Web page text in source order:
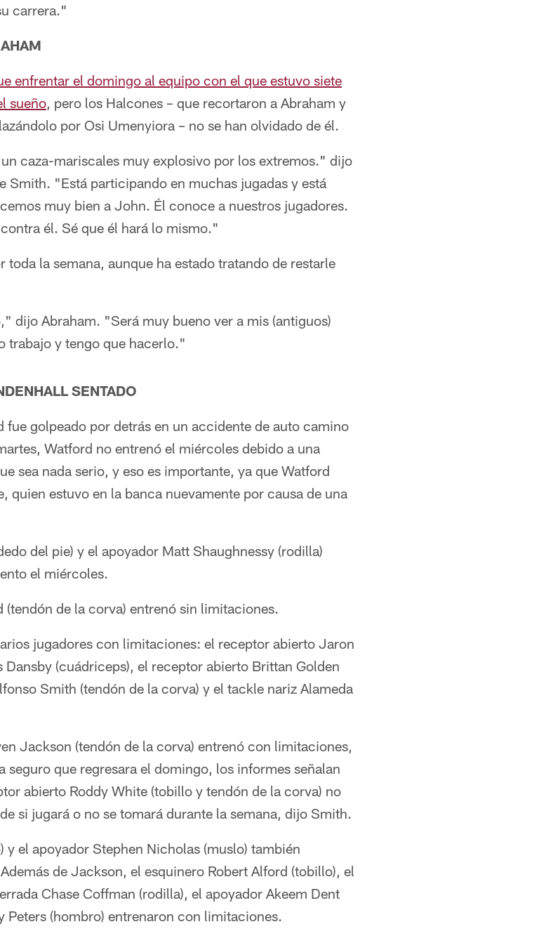
carrera."
enfrentar el domingo al equipo con el que estuvo siete
sueño, pero los Halcones – que recortaron a Abraham y
por Osi Umenyiora – no se han olvidado de él.
caza-mariscales muy explosivo por los extremos." dijo
Smith. "Está participando en muchas jugadas y está
muy bien a John. Él conoce a nuestros jugadores.
él. Sé que él hará lo mismo."
toda la semana, aunque ha estado tratando de restarle
dijo Abraham. "Será muy bueno ver a mis (antiguos)
trabajo y tengo que hacerlo."
SENTADO
golpeado por detrás en un accidente de auto camino
Watford no entrenó el miércoles debido a una
sea nada serio, y eso es importante, ya que Watford
quien estuvo en la banca nuevamente por causa de una
del pie) y el apoyador Matt Shaughnessy (rodilla)
el miércoles.
de la corva) entrenó sin limitaciones.
jugadores con limitaciones: el receptor abierto Jaron
(cuádriceps), el receptor abierto Brittan Golden
Smith (tendón de la corva) y el tackle nariz Alameda
Jackson (tendón de la corva) entrenó con limitaciones,
seguro que regresara el domingo, los informes señalan
abierto Roddy White (tobillo y tendón de la corva) no
si jugará o no se tomará durante la semana, dijo Smith.
el apoyador Stephen Nicholas (muslo) también
de Jackson, el esquinero Robert Alford (tobillo), el
Chase Coffman (rodilla), el apoyador Akeem Dent
Peters (hombro) entrenaron con limitaciones.